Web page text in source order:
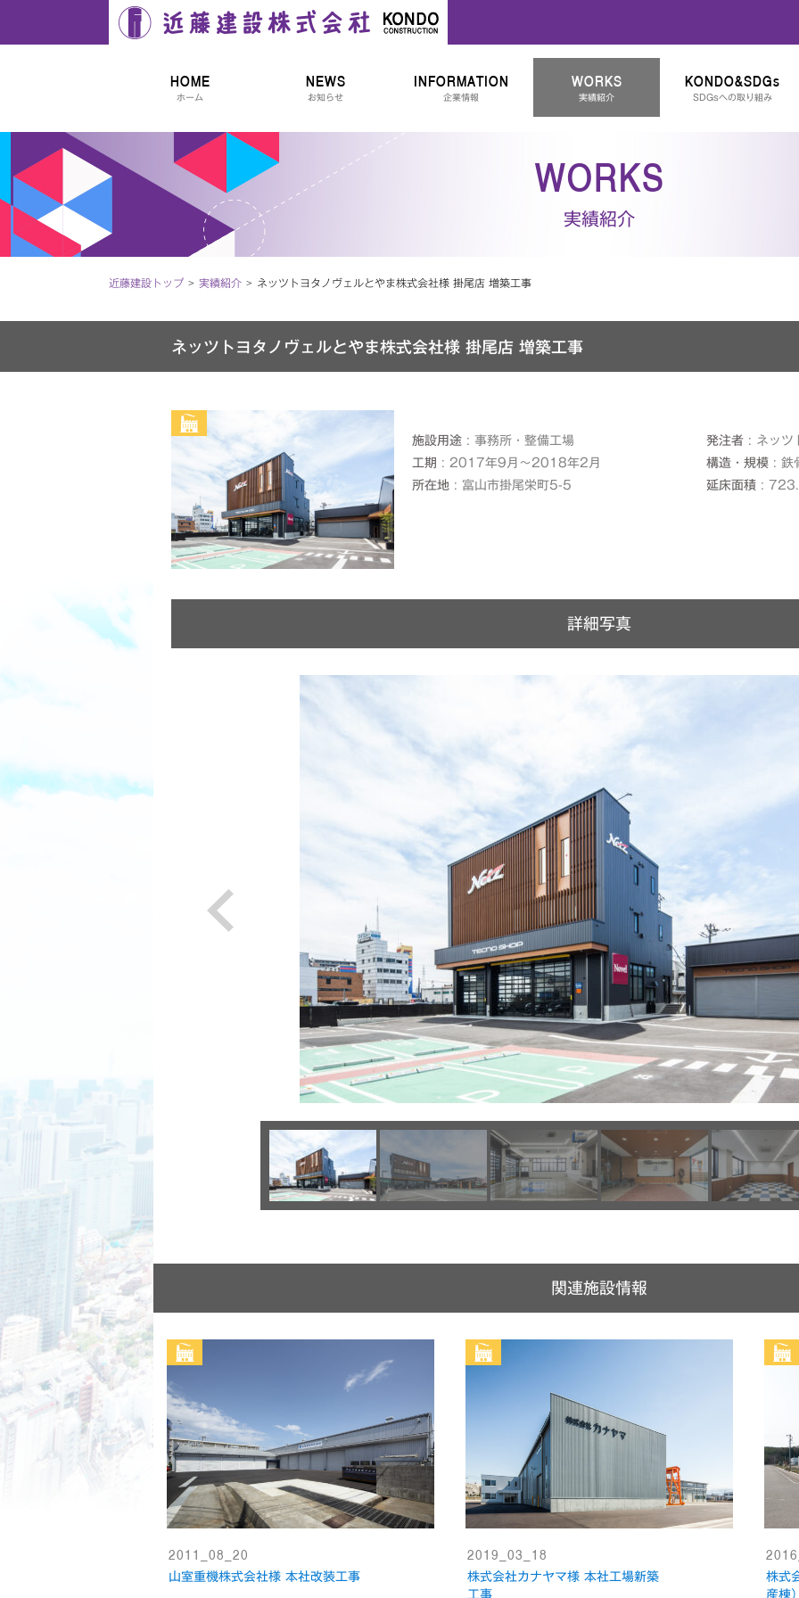
HOME
ホーム
NEWS
お知らせ
INFORMATION
企業情報
WORKS
実績紹介
KONDO&SDGs
SDGsへの取り組み
WORKS
実績紹介
近藤建設トップ 実績紹介 ネッツトヨタノヴェルとやま株式会社様 掛尾店 増築工事
ネッツトヨタノヴェルとやま株式会社様 掛尾店 増築工事
施設用途
事務所・整備工場
工期
2017年9月～2018年2月
所在地
富山市掛尾栄町5-5
発注者
ネッツ
構造・規模
鉄
延床面積
詳細写真
関連施設情報
2011_08_20
山室重機株式会社様 本社改装工事
2019_03_18
株式会社カナヤマ様 本社工場新築
工事
株式
産棟